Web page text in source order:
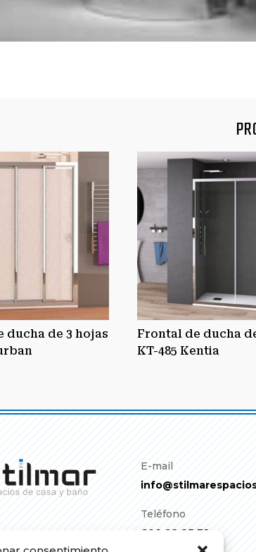
ducha de 3 hojas
Frontal de ducha
KT-485 Kentia
E-mail
Teléfono
600 92 85 32